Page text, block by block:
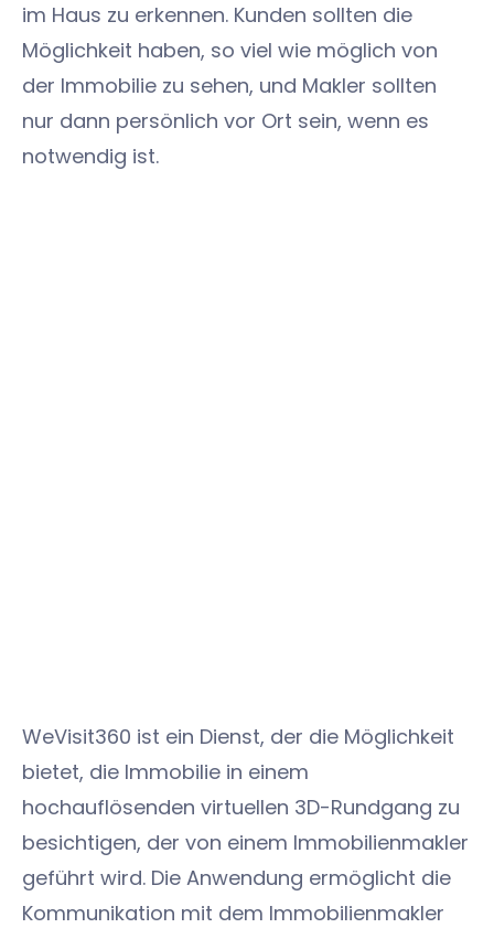
im Haus zu erkennen. Kunden sollten die
Möglichkeit haben, so viel wie möglich von
der Immobilie zu sehen, und Makler sollten
nur dann persönlich vor Ort sein, wenn es
notwendig ist.
WeVisit360 ist ein Dienst, der die Möglichkeit
bietet, die Immobilie in einem
hochauflösenden virtuellen 3D-Rundgang zu
besichtigen, der von einem Immobilienmakler
geführt wird. Die Anwendung ermöglicht die
Kommunikation mit dem Immobilienmakler